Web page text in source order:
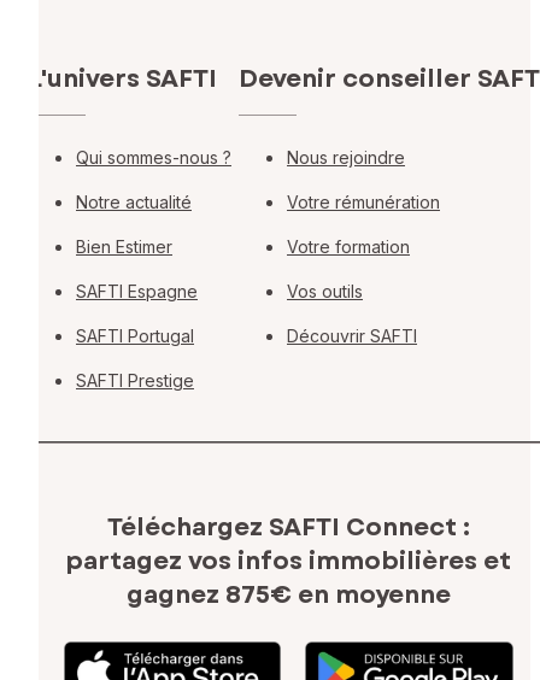
L'univers SAFTI
Qui sommes-nous ?
Notre actualité
Bien Estimer
SAFTI Espagne
SAFTI Portugal
SAFTI Prestige
Devenir conseiller
Nous rejoindre
Votre rémunération
Votre formation
Vos outils
Découvrir SAFTI
Téléchargez SAFTI Connect :
partagez vos infos immobilières et
gagnez 875€ en moyenne